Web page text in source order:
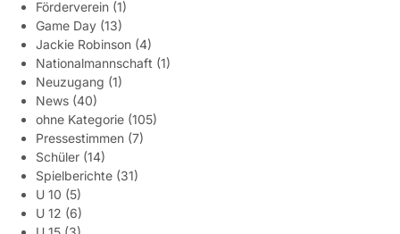
Förderverein (1)
Game Day (13)
Jackie Robinson (4)
Nationalmannschaft (1)
Neuzugang (1)
News (40)
ohne Kategorie (105)
Pressestimmen (7)
Schüler (14)
Spielberichte (31)
U 10 (5)
U 12 (6)